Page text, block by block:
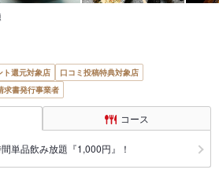
ト還元対象店
口コミ投稿特典対象店
求書発行事業者
コース
単品飲み放題『1,000円』！